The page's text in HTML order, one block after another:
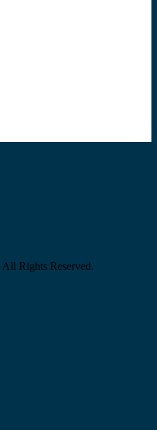
All Rights Reserved.